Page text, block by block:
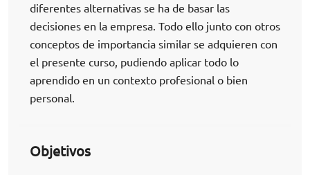
diferentes alternativas se ha de basar las
decisiones en la empresa. Todo ello junto con otros
conceptos de importancia similar se adquieren con
el presente curso, pudiendo aplicar todo lo
aprendido en un contexto profesional o bien
personal.
Objetivos